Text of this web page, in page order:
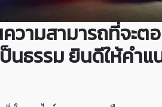
ความสามารถที่จ
ธรรม ยินดีให้คำ